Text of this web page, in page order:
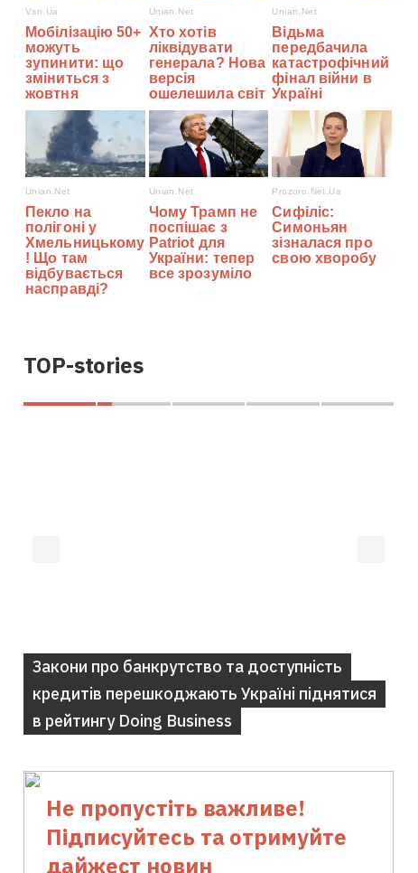
TOP-stories
Закони про банкрутство та доступність
кредитів перешкоджають Україні піднятися
в рейтингу Doing Business
Не пропустіть важливе!
Підписуйтесь та отримуйте
дайжест новин